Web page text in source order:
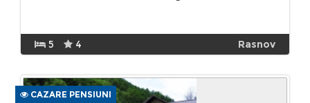
5 4 Rasnov
CAZARE PENSIUNI